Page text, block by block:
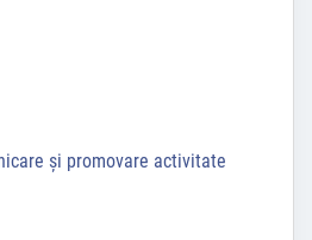
și promovare activitate